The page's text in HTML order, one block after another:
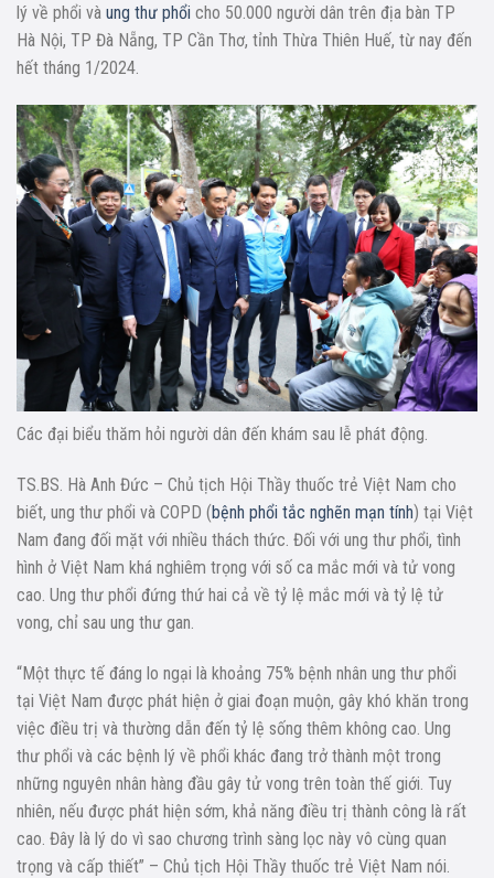
lý về phổi và ung thư phổi cho 50.000 người dân trên địa bàn TP
Hà Nội, TP Đà Nẵng, TP Cần Thơ, tỉnh Thừa Thiên Huế, từ nay đến
hết tháng 1/2024.
Các đại biểu thăm hỏi người dân đến khám sau lễ phát động.
TS.BS. Hà Anh Đức – Chủ tịch Hội Thầy thuốc trẻ Việt Nam cho
biết, ung thư phổi và COPD (bệnh phổi tắc nghẽn mạn tính) tại Việt
Nam đang đối mặt với nhiều thách thức. Đối với ung thư phổi, tình
hình ở Việt Nam khá nghiêm trọng với số ca mắc mới và tử vong
cao. Ung thư phổi đứng thứ hai cả về tỷ lệ mắc mới và tỷ lệ tử
vong, chỉ sau ung thư gan.
“Một thực tế đáng lo ngại là khoảng 75% bệnh nhân ung thư phổi
tại Việt Nam được phát hiện ở giai đoạn muộn, gây khó khăn trong
việc điều trị và thường dẫn đến tỷ lệ sống thêm không cao. Ung
thư phổi và các bệnh lý về phổi khác đang trở thành một trong
những nguyên nhân hàng đầu gây tử vong trên toàn thế giới. Tuy
nhiên, nếu được phát hiện sớm, khả năng điều trị thành công là rất
cao. Đây là lý do vì sao chương trình sàng lọc này vô cùng quan
trọng và cấp thiết” – Chủ tịch Hội Thầy thuốc trẻ Việt Nam nói.